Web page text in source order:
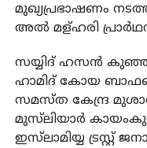
മുഖ്യപ്രഭാഷണം
അല്‍ മള്ഹരി
സയ്യിദ് ഹസന്‍
ഹാമിദ് കോയ
സമസ്ത കേന്ദ്ര
മുസ്‌ലിയാര്‍
ഇസ്‌ലാമിയ്യ ട്രസ്റ്റ്